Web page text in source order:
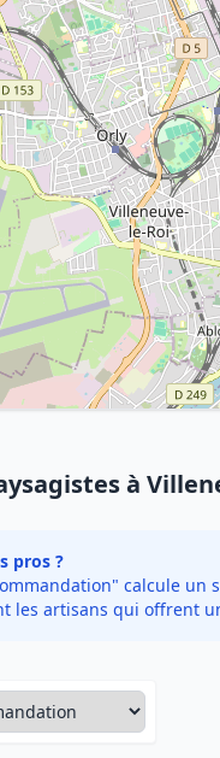
à
pros ?
calcule un
les artisans qui offrent